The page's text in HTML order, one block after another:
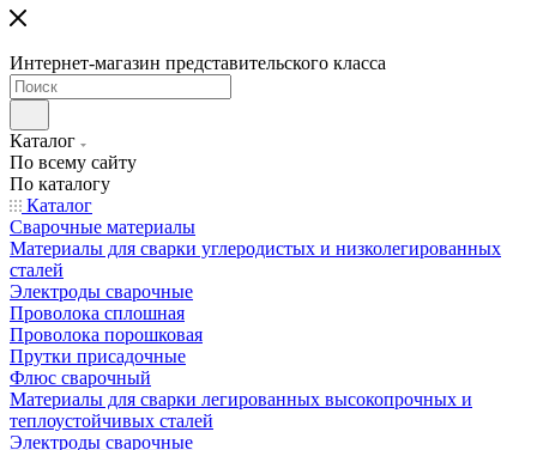
Интернет-магазин представительского класса
Каталог
По всему сайту
По каталогу
Каталог
Сварочные материалы
Материалы для сварки углеродистых и низколегированных
сталей
Электроды сварочные
Проволока сплошная
Проволока порошковая
Прутки присадочные
Флюс сварочный
Материалы для сварки легированных высокопрочных и
теплоустойчивых сталей
Электроды сварочные